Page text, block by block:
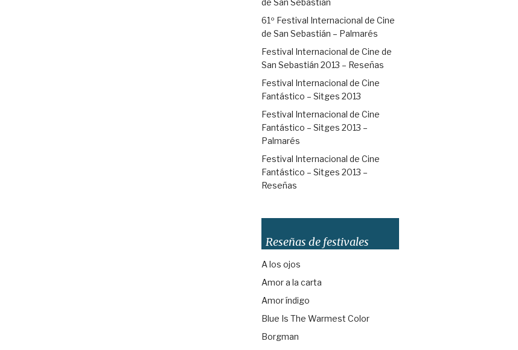
de San Sebastián
61º Festival Internacional de Cine
de San Sebastián – Palmarés
Festival Internacional de Cine de
San Sebastián 2013 – Reseñas
Festival Internacional de Cine
Fantástico – Sitges 2013
Festival Internacional de Cine
Fantástico – Sitges 2013 –
Palmarés
Festival Internacional de Cine
Fantástico – Sitges 2013 –
Reseñas
Reseñas de festivales
A los ojos
Amor a la carta
Amor índigo
Blue Is The Warmest Color
Borgman